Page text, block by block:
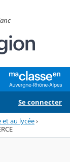
Se connecter
au lycée›